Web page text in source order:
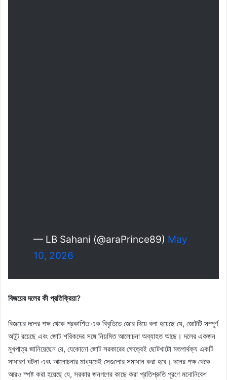
— LB Sahani (@araPrince89) May
10, 2026
বিজয়ের দলের কী প্রতিক্রিয়া?
বিজয়ের দলের পক্ষ থেকে প্রকাশিত এক বিবৃতিতে জোর দিয়ে বলা হয়েছে যে, জোটটি সম্পূর্ণ
অটুট রয়েছে এবং জোট শরিকদের সঙ্গে নিয়মিত আলোচনা অব্যাহত আছে। দলের একজন
মুখপাত্র জানিয়েছেন যে, যেকোনো জোট সরকারের ক্ষেত্রেই ছোটখাটো মতপার্থক্য একটি
সাধারণ ঘটনা এবং আলোচনার মাধ্যমেই সেগুলোর সমাধান করা হবে। দলের পক্ষ থেকে
আরও স্পষ্ট করা হয়েছে যে, সরকার জনগণের কাছে করা প্রতিশ্রুতি পূরণে মনোনিবেশ